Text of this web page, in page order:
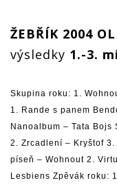
ŽEBŘÍK 2004
výsledky 1.-3.
Skupina roku: 1.
1. Rande s panem
Nanoalbum – Tata Bojs
2. Zrcadlení – Kryštof
píseň – Wohnout 2.
Lesbiens Zpěvák roku: